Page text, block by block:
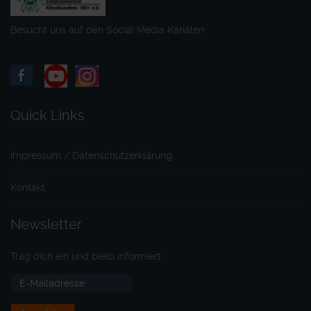
Besucht uns auf den Social Media Kanälen
Quick Links
Impressum / Datenschutzerklärung
Kontakt
Newsletter
Trag dich ein und bleib informiert